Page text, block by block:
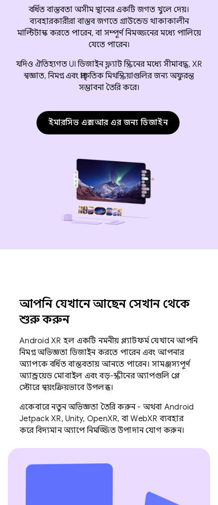
বর্ধিত বাস্তবতা অসীম স্থানের একটি জগত খুলে দেয়।
ব্যবহারকারীরা বাস্তব জগতে গ্রাউন্ডেড থাকাকালীন
মাল্টিটাস্ক করতে পারেন, বা সম্পূর্ণ নিমজ্জনের মধ্যে পালিয়ে
যেতে পারেন।
যদিও ঐতিহ্যগত UI ডিজাইন ফ্ল্যাট স্ক্রিনের মধ্যে সীমাবদ্ধ, XR
স্বজ্ঞাত, নিমগ্ন এবং প্রাকৃতিক মিথস্ক্রিয়াগুলির জন্য অফুরন্ত
সম্ভাবনা তৈরি করে।
ইমারসিভ এক্সআর এর জন্য ডিজাইন
আপনি যেখানে আছেন সেখান থেকে
শুরু করুন
Android XR হল একটি নমনীয় প্ল্যাটফর্ম যেখানে আপনি
নিমগ্ন অভিজ্ঞতা ডিজাইন করতে পারেন এবং আপনার
অ্যাপকে বর্ধিত বাস্তবতায় আনতে পারেন। সামঞ্জস্যপূর্ণ
অ্যান্ড্রয়েড মোবাইল এবং বড়-স্ক্রীনের অ্যাপগুলি প্লে
স্টোরে স্বয়ংক্রিয়ভাবে উপলব্ধ।
একেবারে নতুন অভিজ্ঞতা তৈরি করুন - অথবা Android
Jetpack XR, Unity, OpenXR, বা WebXR ব্যবহার
করে বিদ্যমান অ্যাপে নিমজ্জিত উপাদান যোগ করুন।